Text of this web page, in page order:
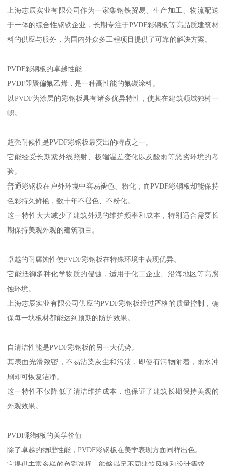
上海志辰实业有限公司作为一家集钢铁贸易、生产加工、物流配送
于一体的综合性钢铁企业，长期专注于PVDF彩钢板等高品质建筑材
料的供应与服务，为国内外众多工程项目提供了可靠的解决方案。
PVDF彩钢板的卓越性能
PVDF即聚偏氟乙烯，是一种高性能的氟碳涂料。
以PVDF为涂层的彩钢板具有诸多优异特性，使其在建筑领域独树一
帜。
超强耐候性是PVDF彩钢板最突出的特点之一。
它能经受长期紫外线照射、极端温差变化以及酸雨等恶劣环境的考
验。
普通彩钢板在户外环境中容易褪色、粉化，而PVDF彩钢板却能保持
色彩持久鲜艳，数十年不褪色、不粉化。
这一特性大大减少了建筑外观的维护频率和成本，特别适合需要长
期保持美观外观的建筑项目。
卓越的耐腐蚀性使PVDF彩钢板在特殊环境中表现优异。
它能抵御多种化学物质的侵蚀，适用于化工企业、沿海地区等高腐
蚀环境。
上海志辰实业有限公司供应的PVDF彩钢板经过严格的质量控制，确
保每一块板材都能达到预期的防护效果。
自清洁性能是PVDF彩钢板的另一大优势。
其表面光滑致密，不易沾染灰尘和污渍，即使有污物附着，雨水冲
刷即可恢复洁净。
这一特性不仅降低了清洁维护成本，也保证了建筑长期保持美观的
外观效果。
PVDF彩钢板的美学价值
除了卓越的物理性能，PVDF彩钢板在美学表现方面同样出色。
它提供丰富多样的色彩选择，能够满足不同建筑风格和设计需求。